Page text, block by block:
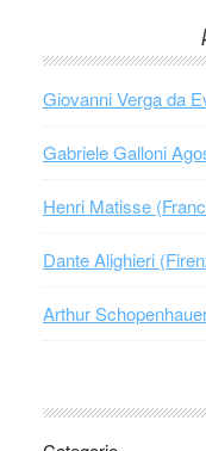
Giovanni Verga da
Gabriele Galloni
Henri Matisse
Dante Alighieri
Arthur